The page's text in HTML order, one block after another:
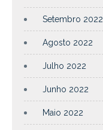
Setembro 2022
Agosto 2022
Julho 2022
Junho 2022
Maio 2022